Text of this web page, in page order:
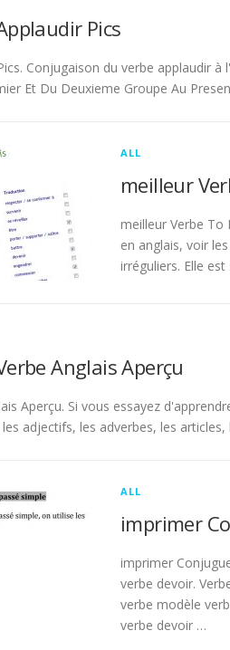
Pics
Conjugaison du verbe applaudir
Et Du Deuxieme Groupe Au
ALL
meilleur
meilleur Verbe To
en anglais, voir
irréguliers. Elle
Anglais Aperçu
Aperçu. Si vous essayez
adjectifs, les adverbes, les
ALL
imprimer
imprimer
verbe devoir.
verbe modèle
verbe devoir …